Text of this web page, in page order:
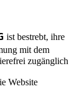
ist bestrebt, ihre
mit dem
zugänglich
Website